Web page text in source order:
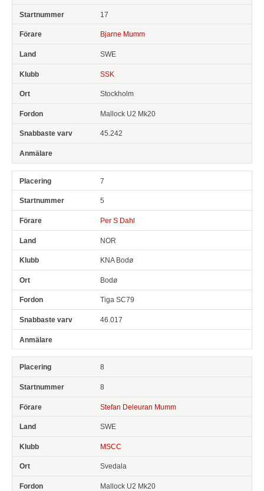
17
Bjarne Mumm
SWE
SSK
Stockholm
Mallock U2 Mk20
45.242
7
5
Per S Dahl
NOR
KNA Bodø
Bodø
Tiga SC79
46.017
8
8
Stefan Deleuran Mumm
SWE
MSCC
Svedala
Mallock U2 Mk20